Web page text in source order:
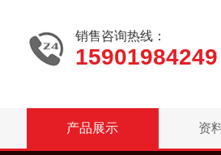
销售咨询热线：
15901984249
产品展示 资